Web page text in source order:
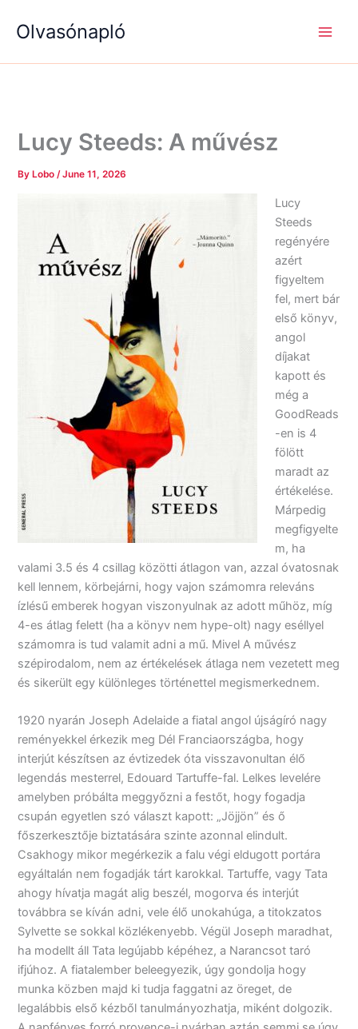
Olvasónapló
Lucy Steeds: A művész
By Lobo/June 11, 2026
Lucy
Steeds
regényére
azért
figyeltem
fel, mert bár
első könyv,
angol
díjakat
kapott és
még a
GoodReads
-en is 4
fölött
maradt az
értékelése.
Márpedig
megfigyelte
m, ha
valami 3.5 és 4 csillag közötti átlagon van, azzal óvatosnak
kell lennem, körbejárni, hogy vajon számomra releváns
ízlésű emberek hogyan viszonyulnak az adott műhöz, míg
4-es átlag felett (ha a könyv nem hype-olt) nagy eséllyel
számomra is tud valamit adni a mű. Mivel A művész
szépirodalom, nem az értékelések átlaga nem vezetett meg
és sikerült egy különleges történettel megismerkednem.
1920 nyarán Joseph Adelaide a fiatal angol újságíró nagy
reményekkel érkezik meg Dél Franciaországba, hogy
interjút készítsen az évtizedek óta visszavonultan élő
legendás mesterrel, Edouard Tartuffe-fal. Lelkes levelére
amelyben próbálta meggyőzni a festőt, hogy fogadja
csupán egyetlen szó választ kapott: „Jöjjön” és ő
főszerkesztője biztatására szinte azonnal elindult.
Csakhogy mikor megérkezik a falu végi eldugott portára
egyáltalán nem fogadják tárt karokkal. Tartuffe, vagy Tata
ahogy hívatja magát alig beszél, mogorva és interjút
továbbra se kíván adni, vele élő unokahúga, a titokzatos
Sylvette se sokkal közlékenyebb. Végül Joseph maradhat,
ha modellt áll Tata legújabb képéhez, a Narancsot taró
ifjúhoz. A fiatalember beleegyezik, úgy gondolja hogy
munka közben majd ki tudja faggatni az öreget, de
legalábbis első kézből tanulmányozhatja, miként dolgozik.
e
a
é
g
k
é
g
k